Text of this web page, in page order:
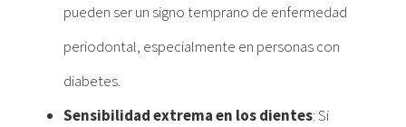
pueden ser un signo temprano de enfermedad
periodontal, especialmente en personas con
diabetes.
Sensibilidad extrema en los dientes: Si